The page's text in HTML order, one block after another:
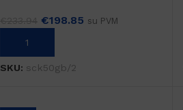
€198.85 su PVM
Į KREPŠELĮ
SKU: sck50gb/2